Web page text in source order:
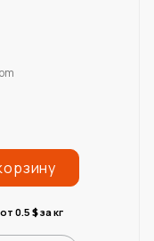
0.5 $за кг